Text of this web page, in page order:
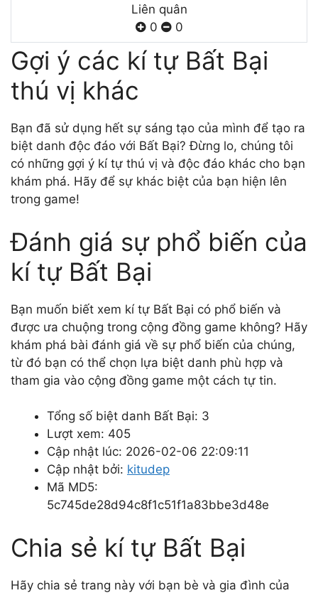
Liên quân
0
0
Gợi ý các kí tự Bất Bại
thú vị khác
Bạn đã sử dụng hết sự sáng tạo của mình để tạo ra
biệt danh độc đáo với Bất Bại? Đừng lo, chúng tôi
có những gợi ý kí tự thú vị và độc đáo khác cho bạn
khám phá. Hãy để sự khác biệt của bạn hiện lên
trong game!
Đánh giá sự phổ biến của
kí tự Bất Bại
Bạn muốn biết xem kí tự Bất Bại có phổ biến và
được ưa chuộng trong cộng đồng game không? Hãy
khám phá bài đánh giá về sự phổ biến của chúng,
từ đó bạn có thể chọn lựa biệt danh phù hợp và
tham gia vào cộng đồng game một cách tự tin.
Tổng số biệt danh Bất Bại: 3
Lượt xem: 405
Cập nhật lúc: 2026-02-06 22:09:11
Cập nhật bởi: kitudep
Mã MD5:
5c745de28d94c8f1c51f1a83bbe3d48e
Chia sẻ kí tự Bất Bại
Hãy chia sẻ trang này với bạn bè và gia đình của